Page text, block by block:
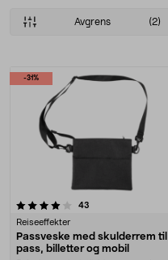
Avgrens (2)
Produkter
-31%
43
Reiseeffekter
Passveske med skulderrem til
pass, billetter og mobil
3.5 av 5 stjerner